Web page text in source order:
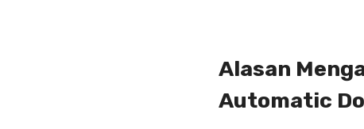
Alasan
Automatic